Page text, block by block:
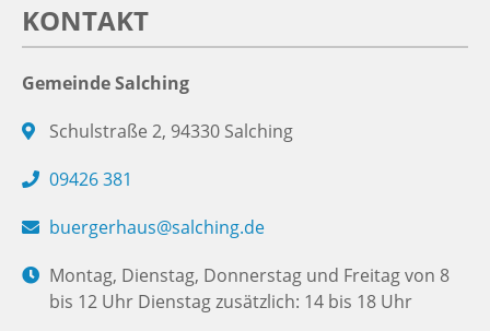
KONTAKT
Gemeinde Salching
Schulstraße 2, 94330 Salching
09426 381
buergerhaus@salching.de
Montag, Dienstag, Donnerstag und Freitag von 8
bis 12 Uhr Dienstag zusätzlich: 14 bis 18 Uhr